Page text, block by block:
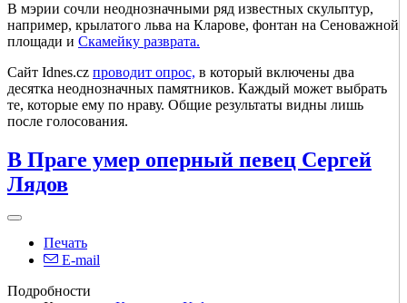
В мэрии сочли неоднозначными ряд известных скульптур,
например, крылатого льва на Кларове, фонтан на Сеноважной
площади и Скамейку разврата.
Сайт Idnes.cz проводит опрос, в который включены два
десятка неоднозначных памятников. Каждый может выбрать
те, которые ему по нраву. Общие результаты видны лишь
после голосования.
В Праге умер оперный певец Сергей
Лядов
Печать
E-mail
Подробности